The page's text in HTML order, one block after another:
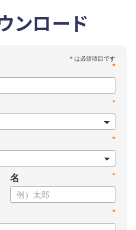
ンロード
*
*
*
*
名
*